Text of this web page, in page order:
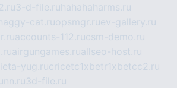
3-d-file.ru hahahaharms.ru
cat.ruopsmgr.ruev-gallery.ru
accounts-112.rucsm-demo.ru
airgungames.ruallseo-host.ru
yug.rucricetc1xbetr1xbetcc2.ru
3d-file.ru